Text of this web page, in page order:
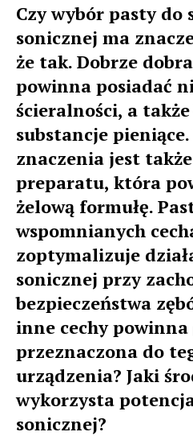
Czy wybór pasty do
sonicznej ma
że tak. Dobrze
powinna posiadać
ścieralności, a także
substancje pieniące.
znaczenia jest
preparatu, która
żelową formułę.
wspomnianych
zoptymalizuje
sonicznej przy
bezpieczeństwa
inne cechy
przeznaczona do
urządzenia? Jaki
wykorzysta
sonicznej?